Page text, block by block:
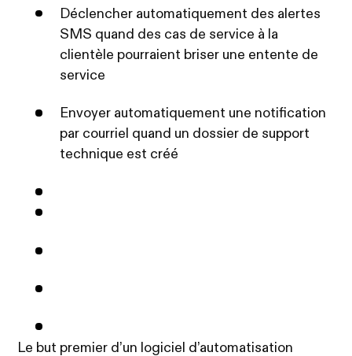
Déclencher automatiquement des alertes
SMS quand des cas de service à la
clientèle pourraient briser une entente de
service
Envoyer automatiquement une notification
par courriel quand un dossier de support
technique est créé
Le but premier d’un logiciel d’automatisation